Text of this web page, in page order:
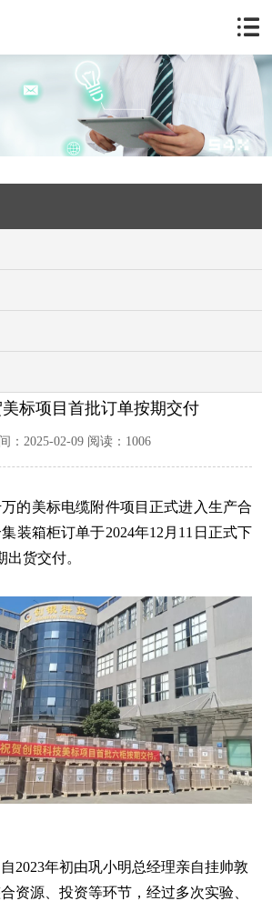
标项目首批订单按期交付
：2025-02-09 阅读：1006
的美标电缆附件项目正式进入生产合
装箱柜订单于2024年12月11日正式下
出货交付。
2023年初由巩小明总经理亲自挂帅敦
资源、投资等环节，经过多次实验、